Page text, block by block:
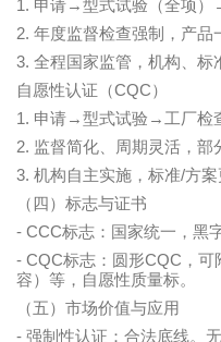
1. 申请→型式试验（全项）
2. 年度监督检查强制，产品
3. 全程国家监管，机构、标
自愿性认证（CQC）
1. 申请→型式试验 →工厂检
2. 监督简化、周期灵活，部
3. 机构自主实施，标准/方案
（四）标志与证书
- CCC标志：国家统一，黑
- CQC标志：圆形CQC ，可
容）等，自愿性质量标。
（五）市场价值与应用
- 强制性认证：合法底线。无